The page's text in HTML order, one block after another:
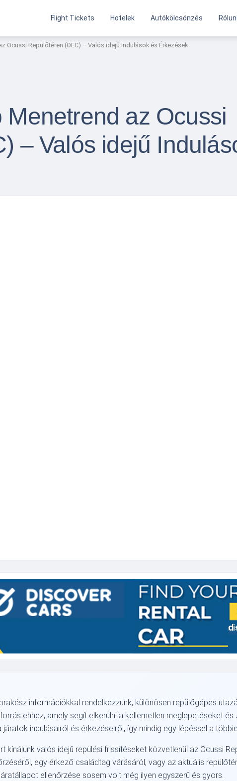
Flight Tickets Hotelek Autókölcsönzés
Ocussi Repülőtéren (OEC) – Valós idejű Indulások és Érkezések
az Ocussi
– Valós idejű
információkkal rendelkezzünk, különösen repülőgépes
ehhez, amely segít elkerülni a kellemetlen meglepetéseket
indulásairól és érkezéseiről, így mindig egy lépéssel a
kínálunk valós idejű repülési frissítéseket közvetlenül az Ocussi
egy érkező családtag várásáról, vagy az aktuális
ellenőrzése sosem volt még ilyen egyszerű és gyors.